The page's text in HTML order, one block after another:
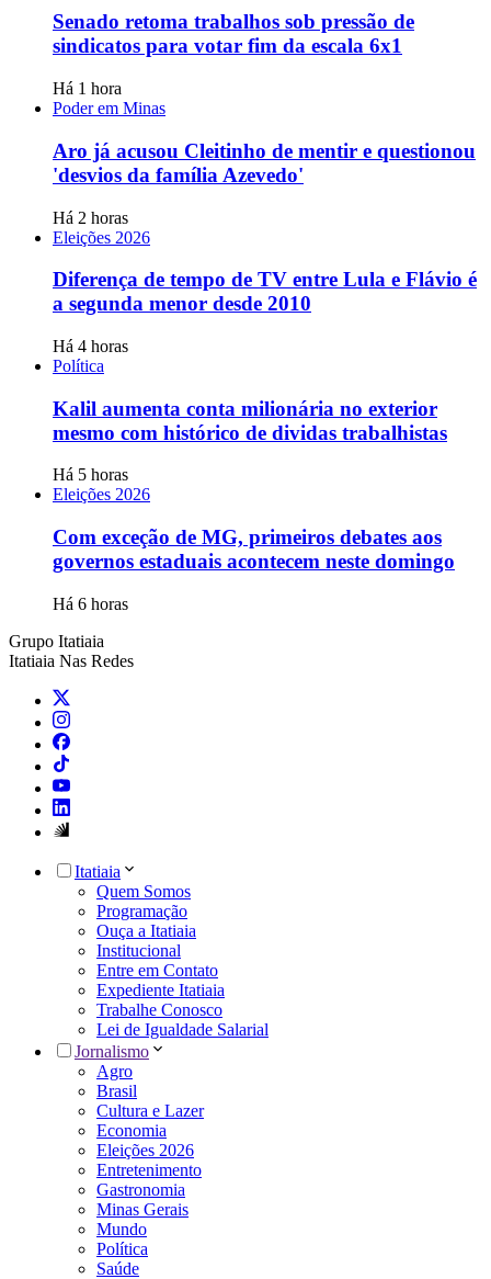
Senado retoma trabalhos sob pressão de
sindicatos para votar fim da escala 6x1
Há 1 hora
Poder em Minas
Aro já acusou Cleitinho de mentir e questionou
'desvios da família Azevedo'
Há 2 horas
Eleições 2026
Diferença de tempo de TV entre Lula e Flávio é
a segunda menor desde 2010
Há 4 horas
Política
Kalil aumenta conta milionária no exterior
mesmo com histórico de dividas trabalhistas
Há 5 horas
Eleições 2026
Com exceção de MG, primeiros debates aos
governos estaduais acontecem neste domingo
Há 6 horas
Grupo Itatiaia
Itatiaia Nas Redes
Itatiaia
Quem Somos
Programação
Ouça a Itatiaia
Institucional
Entre em Contato
Expediente Itatiaia
Trabalhe Conosco
Lei de Igualdade Salarial
Jornalismo
Agro
Brasil
Cultura e Lazer
Economia
Eleições 2026
Entretenimento
Gastronomia
Minas Gerais
Mundo
Política
Saúde